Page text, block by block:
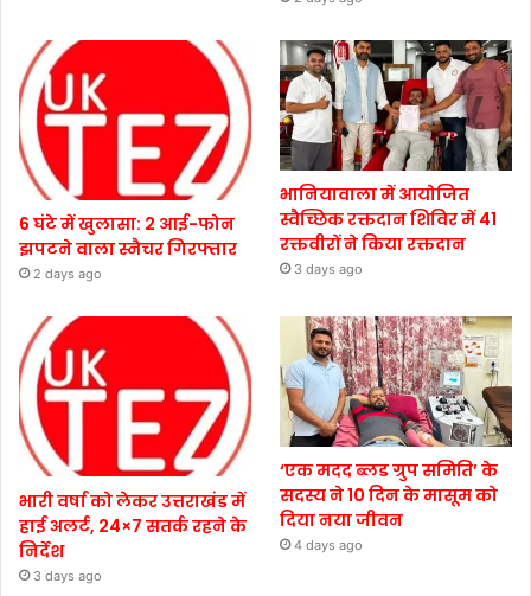
6 घंटे में खुलासा: 2 आई-फोन
झपटने वाला स्नैचर गिरफ्तार
2 days ago
भानियावाला में आयोजित
स्वैच्छिक रक्तदान शिविर में 41
रक्तवीरों ने किया रक्तदान
3 days ago
भारी वर्षा को लेकर उत्तराखंड में
हाई अलर्ट, 24×7 सतर्क रहने के
निर्देश
3 days ago
‘एक मदद ब्लड ग्रुप समिति’ के
सदस्य ने 10 दिन के मासूम को
दिया नया जीवन
4 days ago